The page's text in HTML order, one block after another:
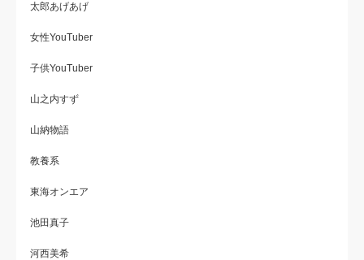
太郎あげあげ
女性YouTuber
子供YouTuber
山之内すず
山納物語
教養系
東海オンエア
池田真子
河西美希